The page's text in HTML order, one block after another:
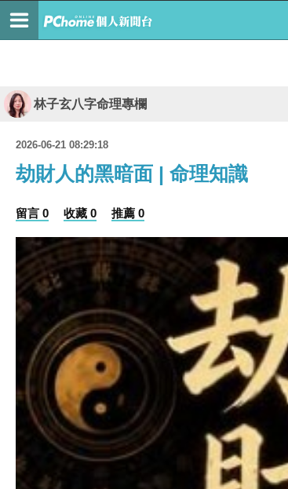
林子玄八字命理專欄
2026-06-21 08:29:18
劫財人的黑暗面 | 命理知識
留言 0 收藏 0 推薦 0